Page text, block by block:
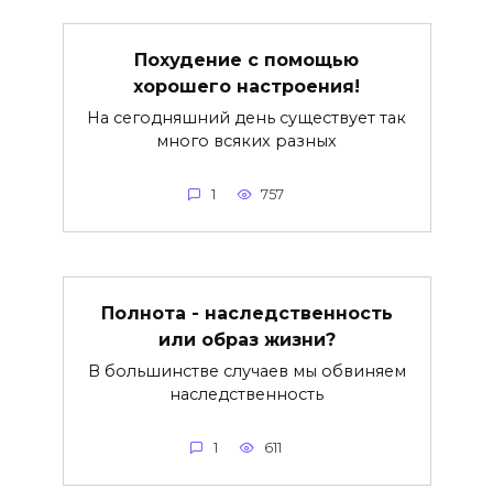
Похудение с помощью
хорошего настроения!
На сегодняшний день существует так
много всяких разных
1 757
Полнота - наследственность
или образ жизни?
В большинстве случаев мы обвиняем
наследственность
1 611